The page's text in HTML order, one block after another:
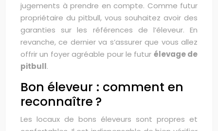
jugements à prendre en compte. Comme futur
propriétaire du pitbull, vous souhaitez avoir des
garanties sur les références de l’éleveur. En
revanche, ce dernier va s’assurer que vous allez
offrir un foyer agréable pour le futur élevage de
pitbull.
Bon éleveur : comment en
reconnaître ?
Les locaux de bons éleveurs sont propres et